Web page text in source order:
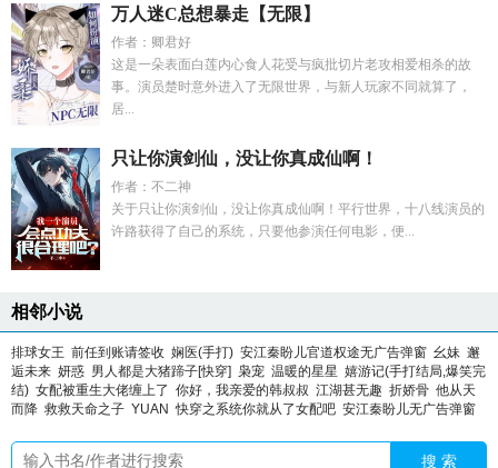
万人迷C总想暴走【无限】
作者：卿君好
这是一朵表面白莲内心食人花受与疯批切片老攻相爱相杀的故
事。演员楚时意外进入了无限世界，与新人玩家不同就算了，
居...
只让你演剑仙，没让你真成仙啊！
作者：不二神
关于只让你演剑仙，没让你真成仙啊！平行世界，十八线演员的
许路获得了自己的系统，只要他参演任何电影，便...
相邻小说
排球女王 前任到账请签收 娴医(手打) 安江秦盼儿官道权途无广告弹窗 幺妹 邂
逅未来 妍惑 男人都是大猪蹄子[快穿] 枭宠 温暖的星星 嬉游记(手打结局,爆笑完
结) 女配被重生大佬缠上了 你好，我亲爱的韩叔叔 江湖甚无趣 折娇骨 他从天
而降 救救天命之子 YUAN 快穿之系统你就从了女配吧 安江秦盼儿无广告弹窗
搜 索